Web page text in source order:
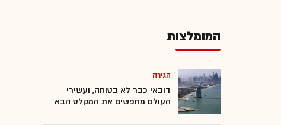
המומלצות
הגירה
דובאי כבר לא בטוחה, ועשירי
העולם מחפשים את המקלט הבא